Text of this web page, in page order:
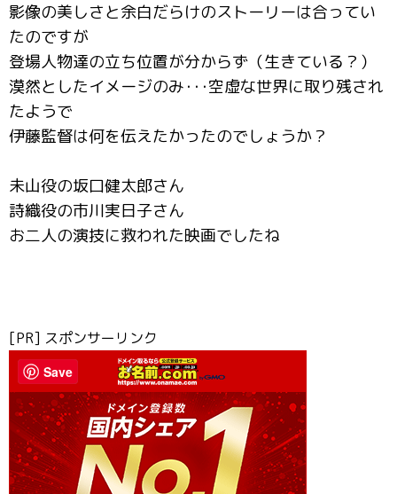
影像の美しさと余白だらけのストーリーは合ってい
たのですが
登場人物達の立ち位置が分からず（生きている？）
漠然としたイメージのみ･･･空虚な世界に取り残され
たようで
伊藤監督は何を伝えたかったのでしょうか？
未山役の坂口健太郎さん
詩織役の市川実日子さん
お二人の演技に救われた映画でしたね
[PR] スポンサーリンク
Save